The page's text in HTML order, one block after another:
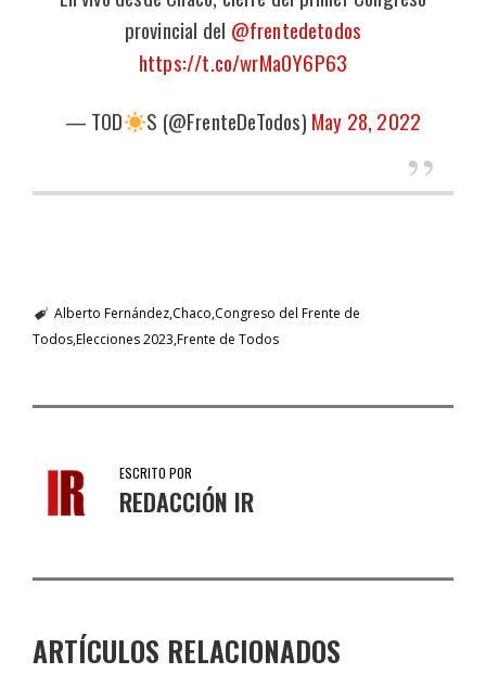
provincial del @frentedetodos
https://t.co/wrMaOY6P63
— TOD
S (@FrenteDeTodos) May 28, 2022
Alberto FernándezChaco Congreso del Frente de
TodosElecciones 2023 Frente de Todos
ESCRITO POR
REDACCIÓN IR
ARTÍCULOS RELACIONADOS